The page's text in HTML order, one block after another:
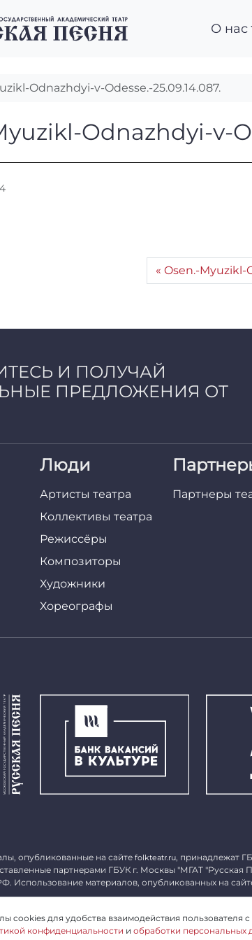
О нас
Odnazhdyi-v-Odesse.-25.09.14.087.
Odnazhdyi-v-
i
n
Osen.-Myuzikl-
И ПОЛУЧАЙ
ПРЕДЛОЖЕНИЯ ОТ
Люди
Артисты театра
Коллективы театра
Режиссёры
Композиторы
Художники
Хореографы
Партнеры
опубликованные на сайте folkteatr.ru, принадлежат
партнерами ГБУК г. Москвы "МГАТ "Русская
Использование материалов, опубликованных на
cookies для удобства взаимодействия пользователя
конфиденциальности и обработки персональных